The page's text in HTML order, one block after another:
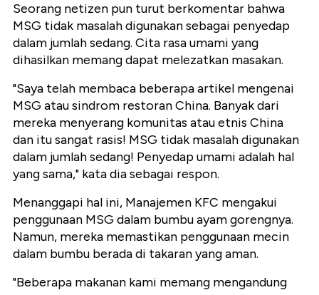
Seorang netizen pun turut berkomentar bahwa
MSG tidak masalah digunakan sebagai penyedap
dalam jumlah sedang. Cita rasa umami yang
dihasilkan memang dapat melezatkan masakan.
"Saya telah membaca beberapa artikel mengenai
MSG atau sindrom restoran China. Banyak dari
mereka menyerang komunitas atau etnis China
dan itu sangat rasis! MSG tidak masalah digunakan
dalam jumlah sedang! Penyedap umami adalah hal
yang sama," kata dia sebagai respon.
Menanggapi hal ini, Manajemen KFC mengakui
penggunaan MSG dalam bumbu ayam gorengnya.
Namun, mereka memastikan penggunaan mecin
dalam bumbu berada di takaran yang aman.
"Beberapa makanan kami memang mengandung